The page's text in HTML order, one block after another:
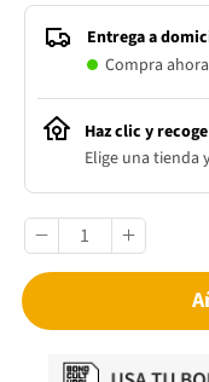
Entrega a
Compra
Haz clic y recoge
Elige una tienda